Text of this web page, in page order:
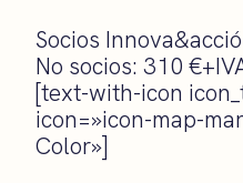
Socios
No socios: 310
[text-with-icon
icon=»icon-map-
Color»]